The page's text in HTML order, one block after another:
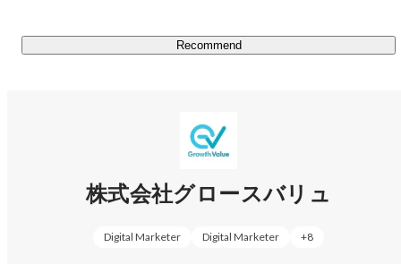
Recommend
株式会社グロースバリュ
Digital Marketer Digital Marketer +8